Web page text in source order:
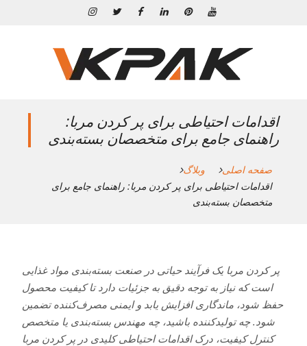
اقدامات احتیاطی برای پر کردن مربا:
راهنمای جامع برای متخصصان بسته‌بندی
صفحه اصلی
وبلاگ
اقدامات احتیاطی برای پر کردن مربا: راهنمای جامع برای
متخصصان بسته‌بندی
پر کردن مربا یک فرآیند حیاتی در صنعت بسته‌بندی مواد غذایی
است که نیاز به توجه دقیق به جزئیات دارد تا کیفیت محصول
حفظ شود، ماندگاری افزایش یابد و ایمنی مصرف‌کننده تضمین
شود. چه تولیدکننده باشید، چه مهندس بسته‌بندی یا متخصص
کنترل کیفیت، درک اقدامات احتیاطی کلیدی در پر کردن مربا